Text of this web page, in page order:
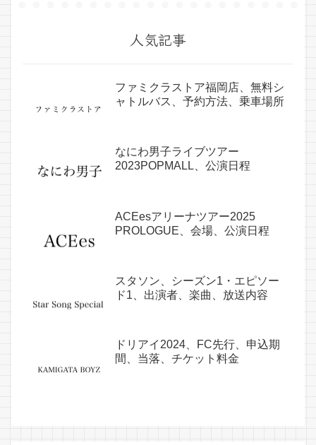
人気記事
ファミクラストア福岡店、無料シ
ャトルバス、予約方法、乗車場所
なにわ男子ライブツアー
2023POPMALL、公演日程
ACEesアリーナツアー2025
PROLOGUE、会場、公演日程
スタソン、シーズン1・エピソー
ド1、出演者、楽曲、放送内容
ドリアイ2024、FC先行、申込期
間、当落、チケット料金